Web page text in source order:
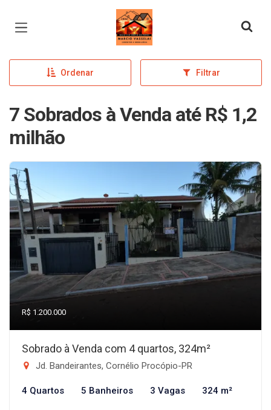
Página inicial
Ordenar Filtrar
7 Sobrados à Venda até R$ 1,2
milhão
R$ 1.200.000
Sobrado à Venda com 4 quartos, 324m²
Jd. Bandeirantes, Cornélio Procópio-PR
4 Quartos 5 Banheiros 3 Vagas 324 m²